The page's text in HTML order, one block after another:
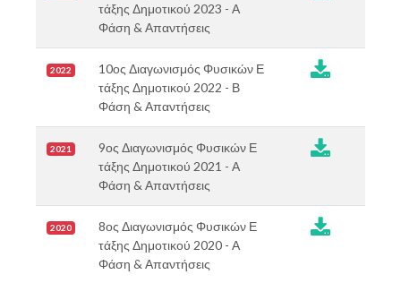
τάξης Δημοτικού 2023 - Α
Φάση & Απαντήσεις
2022
10ος Διαγωνισμός Φυσικών Ε
τάξης Δημοτικού 2022 - Β
Φάση & Απαντήσεις
2021
9ος Διαγωνισμός Φυσικών Ε
τάξης Δημοτικού 2021 - Α
Φάση & Απαντήσεις
2020
8ος Διαγωνισμός Φυσικών Ε
τάξης Δημοτικού 2020 - Α
Φάση & Απαντήσεις